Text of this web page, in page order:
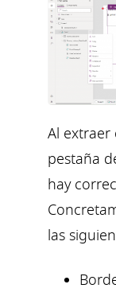
Al
pestaña
hay
las